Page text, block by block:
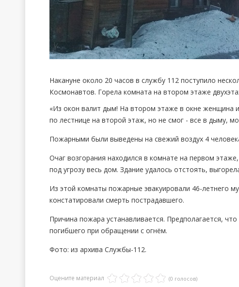
Накануне около 20 часов в службу 112 поступило
Космонавтов. Горела комната на втором этаже
«Из окон валит дым! На втором этаже в окне женщина
по лестнице на второй этаж, но не смог - все в дыму,
Пожарными были выведены на свежий воздух 4
Очаг возгорания находился в комнате на первом
под угрозу весь дом. Здание удалось отстоять,
Из этой комнаты пожарные эвакуировали 46-летнего
констатировали смерть пострадавшего.
Причина пожара устанавливается. Предполагается,
погибшего при обращении с огнём.
Фото: из архива Службы-112.
Оцените материал (0 голосов)